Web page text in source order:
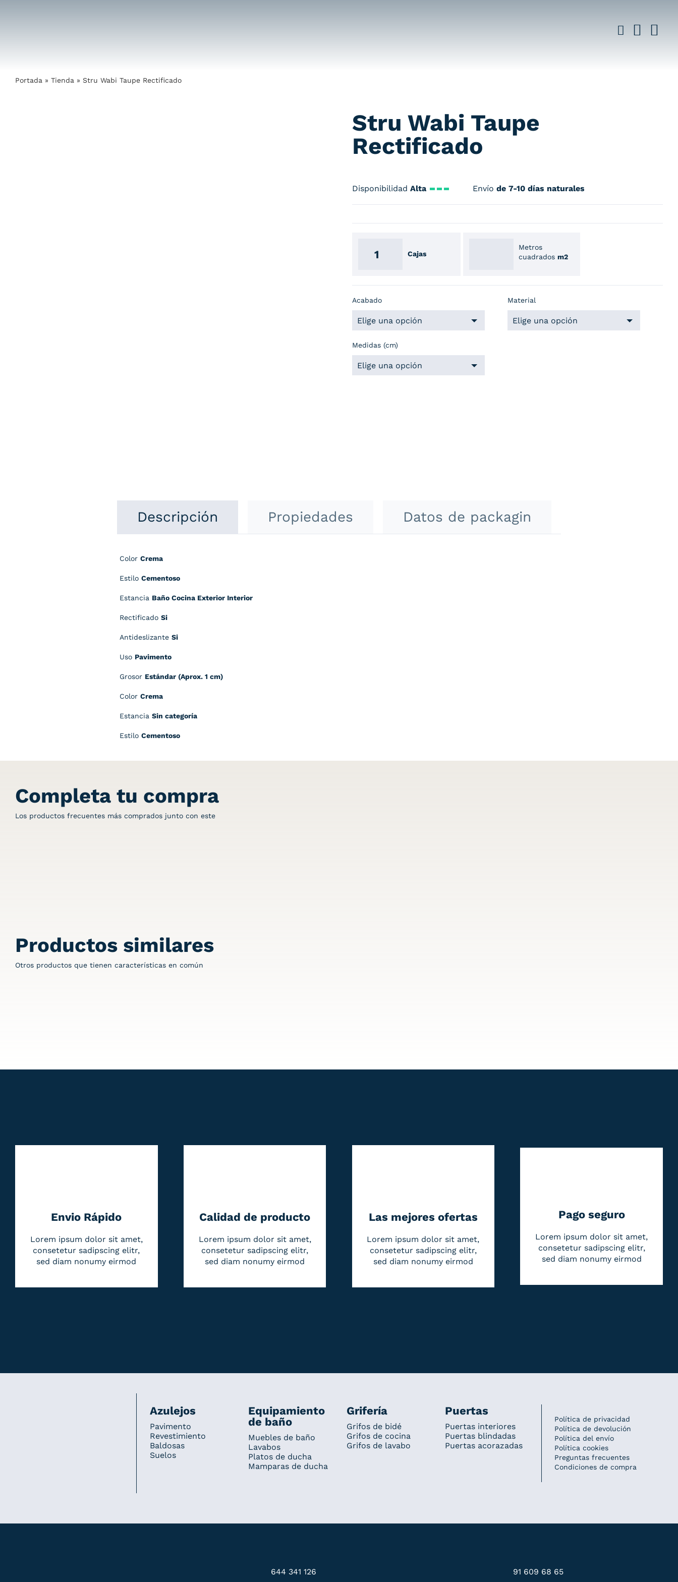
Portada » Tienda » Stru Wabi Taupe Rectificado
Stru Wabi Taupe
Rectificado
Disponibilidad Alta Envío de 7-10 días naturales
Cajas
Metros
cuadrados m2
Acabado Material
Medidas (cm)
Descripción Propiedades Datos de packagin
Color Crema
Estilo Cementoso
Estancia Baño Cocina Exterior Interior
Rectificado Si
Antideslizante Si
Uso Pavimento
Grosor Estándar (Aprox. 1 cm)
Color Crema
Estancia Sin categoría
Estilo Cementoso
Completa tu compra
Los productos frecuentes más comprados junto con este
Productos similares
Otros productos que tienen características en común
Envio Rápido
Lorem ipsum dolor sit amet,
consetetur sadipscing elitr,
sed diam nonumy eirmod
Calidad de producto
Lorem ipsum dolor sit amet,
consetetur sadipscing elitr,
sed diam nonumy eirmod
Las mejores ofertas
Lorem ipsum dolor sit amet,
consetetur sadipscing elitr,
sed diam nonumy eirmod
Pago seguro
Lorem ipsum dolor sit amet,
consetetur sadipscing elitr,
sed diam nonumy eirmod
Azulejos
Pavimento
Revestimiento
Baldosas
Suelos
Equipamiento
de baño
Muebles de baño
Lavabos
Platos de ducha
Mamparas de ducha
Grifería
Grifos de bidé
Grifos de cocina
Grifos de lavabo
Puertas
Puertas interiores
Puertas blindadas
Puertas acorazadas
Política de privacidad
Política de devolución
Política del envío
Política cookies
Preguntas frecuentes
Condiciones de compra
644 341 126 91 609 68 65